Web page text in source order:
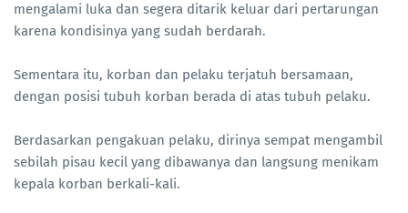
mengalami luka dan segera ditarik keluar dari pertarungan
karena kondisinya yang sudah berdarah.
Sementara itu, korban dan pelaku terjatuh bersamaan,
dengan posisi tubuh korban berada di atas tubuh pelaku.
Berdasarkan pengakuan pelaku, dirinya sempat mengambil
sebilah pisau kecil yang dibawanya dan langsung menikam
kepala korban berkali-kali.